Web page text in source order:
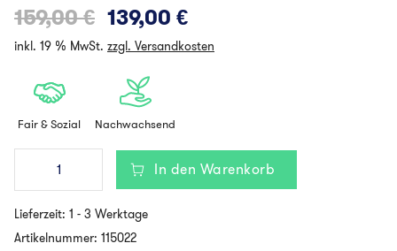
159,00€ Ursprünglicher
Preis
war:
159,00 €
139,00 €Aktueller
Preis
inkl. 19 % MwSt. zzgl. Versandkosten
Fair & Sozial Nachwachsend
HABITREE
skandinavischer
Weihnachtsbaum
aus
In den Warenkorb
Lieferzeit: 1 - 3 Werktage
Artikelnummer: 115022